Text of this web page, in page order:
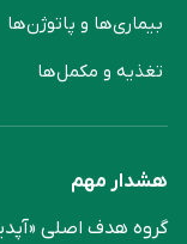
بیماری‌ها و پاتوژن‌ها
تغذیه و مکمل‌ها
هشدار مهم
گروه هدف اصلی